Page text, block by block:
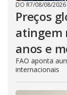
DO R7/08/08/2026
Preços
atingem
anos e
FAO aponta
internacionais